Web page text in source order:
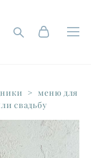
> меню для
свадьбу